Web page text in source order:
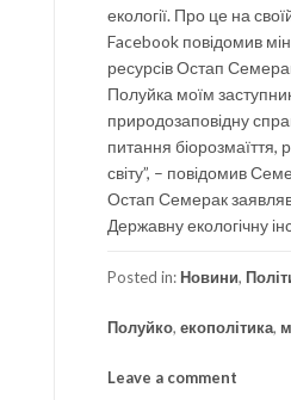
екології. Про це на
Facebook повідомив
ресурсів Остап
Полуйка моїм
природозаповідну
питання біорозмаїття,
світу”, – повідомив
Остап Семерак
Державну екологічну
Posted in: Новини,
Полуйко, екополітика,
Leave a comment